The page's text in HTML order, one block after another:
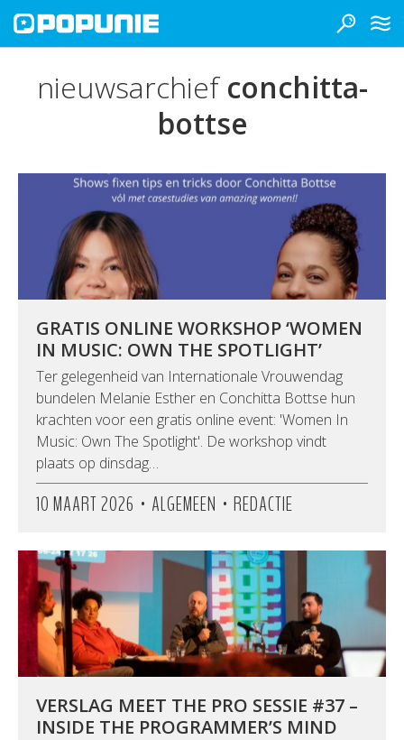
nieuwsarchiefconchitta-
bottse
GRATIS ONLINE WORKSHOP ‘WOMEN
IN MUSIC: OWN THE SPOTLIGHT’
Ter gelegenheid van Internationale Vrouwendag
bundelen Melanie Esther en Conchitta Bottse hun
krachten voor een gratis online event: 'Women In
Music: Own The Spotlight'. De workshop vindt
plaats op dinsdag…
10 MAART 2026 • ALGEMEEN • REDACTIE
VERSLAG MEET THE PRO SESSIE #37 –
INSIDE THE PROGRAMMER’S MIND